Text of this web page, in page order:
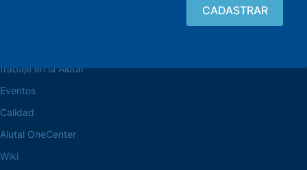
trabaje en la Alutal
Eventos
Calidad
Alutal OneCenter
Wiki